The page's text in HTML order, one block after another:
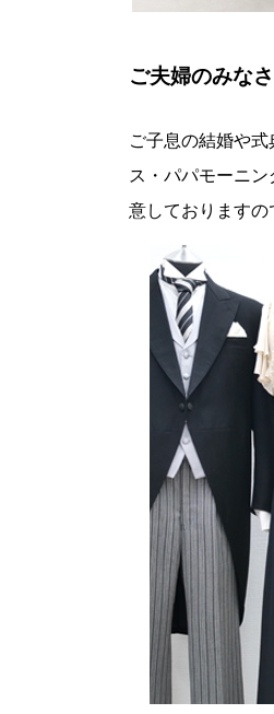
ご夫婦のみな
ご子息の結婚や
ス・パパモーニ
意しておりますの